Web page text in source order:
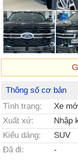
Thông số cơ bản
Tình trạng:
Xe
Xuất xứ:
Nhập
Kiểu dáng:
SUV
Đã đi:
-